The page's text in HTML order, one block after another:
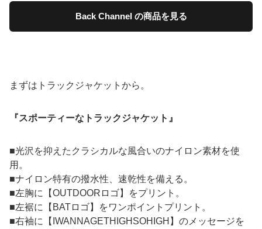
Back Channel の商品を見る
まずはトラックジャケットから。
『スポーティーなトラックジャケット』
■光沢を抑えたクラシカルな風合いのナイロン素材を使
用。
■ナイロン特有の撥水性、速乾性を備える。
■左胸に【OUTDOORロゴ】をプリント。
■左裾に【BATロゴ】をワンポイントプリント。
■右袖に【IWANNAGETHIGHSOHIGH】のメッセージを